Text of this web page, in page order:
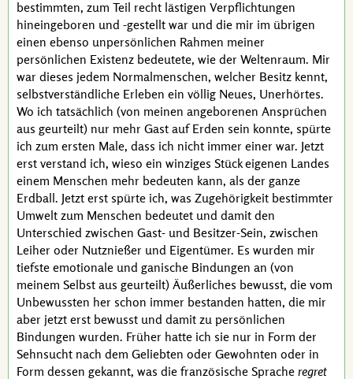
bestimmten, zum Teil recht lästigen Verpflichtungen
hineingeboren und -gestellt war und die mir im übrigen
einen ebenso unpersönlichen Rahmen meiner
persönlichen Existenz bedeutete, wie der Weltenraum. Mir
war dieses jedem Normalmenschen, welcher Besitz kennt,
selbstverständliche Erleben ein völlig Neues, Unerhörtes.
Wo ich tatsächlich (von meinen angeborenen Ansprüchen
aus geurteilt) nur mehr Gast auf Erden sein konnte, spürte
ich zum ersten Male, dass ich nicht immer einer war. Jetzt
erst verstand ich, wieso ein winziges Stück eigenen Landes
einem Menschen mehr bedeuten kann, als der ganze
Erdball. Jetzt erst spürte ich, was Zugehörigkeit bestimmter
Umwelt zum Menschen bedeutet und damit den
Unterschied zwischen Gast- und Besitzer-Sein, zwischen
Leiher oder Nutznießer und Eigentümer. Es wurden mir
tiefste emotionale und ganische Bindungen an (von
meinem Selbst aus geurteilt) Äußerliches bewusst, die vom
Unbewussten her schon immer bestanden hatten, die mir
aber jetzt erst bewusst und damit zu persönlichen
Bindungen wurden. Früher hatte ich sie nur in Form der
Sehnsucht nach dem Geliebten oder Gewohnten oder in
Form dessen gekannt, was die französische Sprache regret